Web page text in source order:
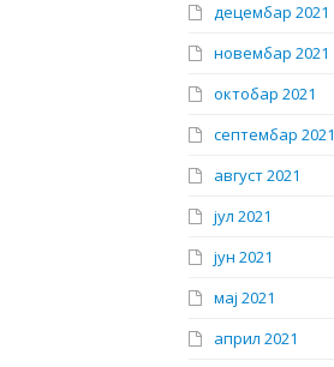
децембар 2021
новембар 2021
октобар 2021
септембар 2021
август 2021
јул 2021
јун 2021
мај 2021
април 2021